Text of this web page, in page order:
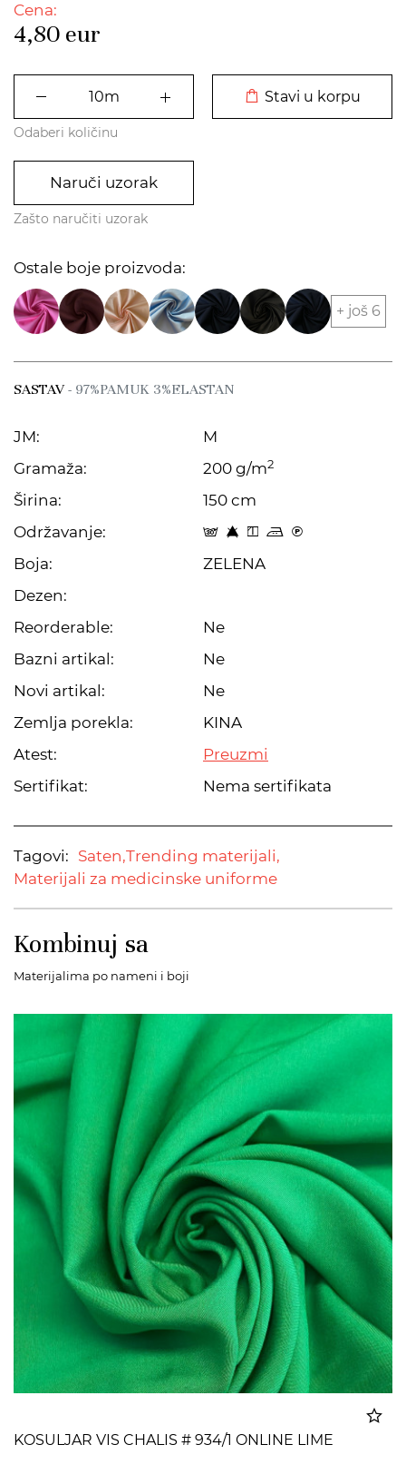
Cena:
4,80 eur
Stavi u korpu
Odaberi količinu
Naruči uzorak
Zašto naručiti uzorak
Ostale boje proizvoda:
+ još 6
SASTAV- 97%PAMUK 3%ELASTAN
JM:
M
Gramaža:
200 g/m2
Širina:
150 cm
Održavanje:
s 8 y p C
Boja:
ZELENA
Dezen:
Reorderable:
Ne
Bazni artikal:
Ne
Novi artikal:
Ne
Zemlja porekla:
KINA
Atest:
Preuzmi
Sertifikat:
Nema sertifikata
Tagovi: Saten,Trending materijali,
Materijali za medicinske uniforme
Kombinuj sa
Materijalima po nameni i boji
KOSULJAR VIS CHALIS # 934/1 ONLINE LIME